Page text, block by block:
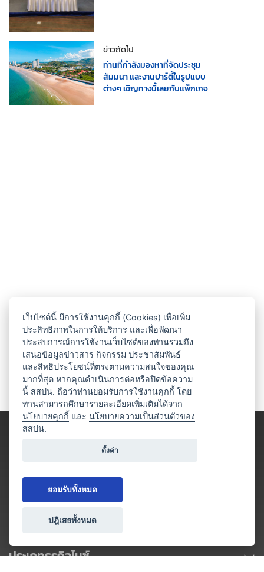
ข่าวถัดไป
ท่านที่กำลังมองหาที่จัดประชุม
สัมมนา และงานปาร์ตี้ในรูปแบบ
ต่างๆ เชิญทางนี้เลยกับแพ็กเกจ
ประเภทธุรกิจไมซ์
เว็บไซต์นี้ มีการใช้งานคุกกี้ (Cookies) เพื่อเพิ่ม
ประสิทธิภาพในการให้บริการ และเพื่อพัฒนา
ประสบการณ์การใช้งานเว็บไซต์ของท่านรวมถึง
เสนอข้อมูลข่าวสาร กิจกรรม ประชาสัมพันธ์
และสิทธิประโยชน์ที่ตรงตามความสนใจของคุณ
มากที่สุด หากคุณดำเนินการต่อหรือปิดข้อความ
นี้ สสปน. ถือว่าท่านยอมรับการใช้งานคุกกี้ โดย
ท่านสามารถศึกษารายละเอียดเพิ่มเติมได้จาก
นโยบายคุกกี้ และนโยบายความเป็นส่วนตัวของ
สสปน.
ตั้งค่า
ยอมรับทั้งหมด
ปฎิเสธทั้งหมด